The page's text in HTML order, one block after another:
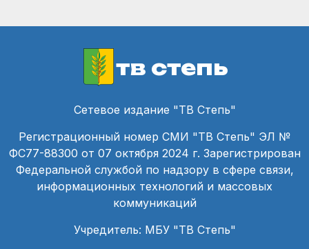
тв степь
Сетевое издание "ТВ Степь"
Регистрационный номер СМИ "ТВ Степь" ЭЛ №
ФС77-88300 от 07 октября 2024 г. Зарегистрирован
Федеральной службой по надзору в сфере связи,
информационных технологий и массовых
коммуникаций
Учредитель: МБУ "ТВ Степь"